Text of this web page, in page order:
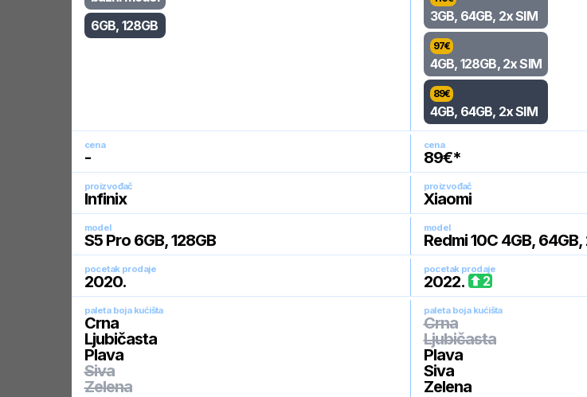
6GB, 128GB
3GB, 64GB, 2x SIM
97€
4GB, 128GB, 2x SIM
89€
4GB, 64GB, 2x SIM
cena
-
cena
89€*
proizvođač
Infinix
proizvođač
Xiaomi
model
S5 Pro 6GB, 128GB
model
Redmi 10C 4GB, 64GB,
pocetak prodaje
2020.
pocetak prodaje
2022. 2
paleta boja kućišta
Crna
Ljubičasta
Plava
Siva
Zelena
paleta boja kućišta
Crna
Ljubičasta
Plava
Siva
Zelena